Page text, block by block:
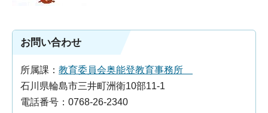
お問い合わせ
所属課： 教育委員会奥能登教育事務所
石川県輪島市三井町洲衛10部11-1
電話番号：0768-26-2340